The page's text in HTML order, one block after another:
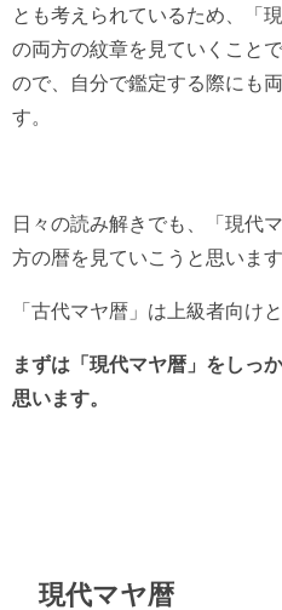
とも考えられているため、「
の両方の紋章を見ていくこと
ので、自分で鑑定する際にも
す。
日々の読み解きでも、「現代
方の暦を見ていこうと思います
「古代マヤ暦」は上級者向け
まずは「現代マヤ暦」をしっ
思います。
現代マヤ暦